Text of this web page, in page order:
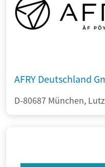
AFRY Deutschland
D-80687 München,